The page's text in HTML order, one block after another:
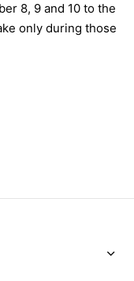
8, 9 and 10 to the
only during those